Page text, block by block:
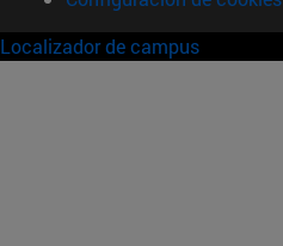
Localizador de campus